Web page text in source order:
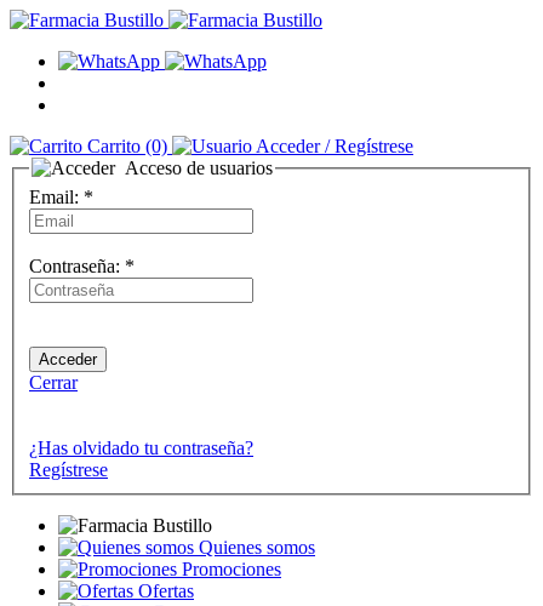
Carrito (0) Acceder / Regístrese
Acceso de usuarios
Email: *
Contraseña: *
Cerrar
¿Has olvidado tu contraseña?
Regístrese
Quienes somos
Promociones
Ofertas